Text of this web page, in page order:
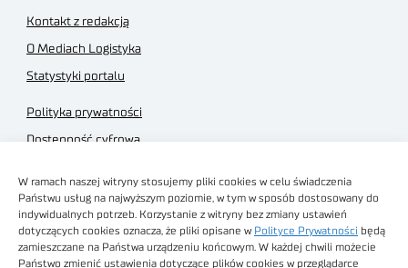
W ramach naszej witryny stosujemy pliki cookies w celu świadczenia
Państwu usług na najwyższym poziomie, w tym w sposób dostosowany do
indywidualnych potrzeb. Korzystanie z witryny bez zmiany ustawień
dotyczących cookies oznacza, że pliki opisane w Polityce Prywatności będą
zamieszczane na Państwa urządzeniu końcowym. W każdej chwili możecie
Państwo zmienić ustawienia dotyczące plików cookies w przeglądarce
Kontakt z redakcją
O Mediach Logistyka
Statystyki portalu
Polityka prywatności
Dostępność cyfrowa
Regulamin sklepu